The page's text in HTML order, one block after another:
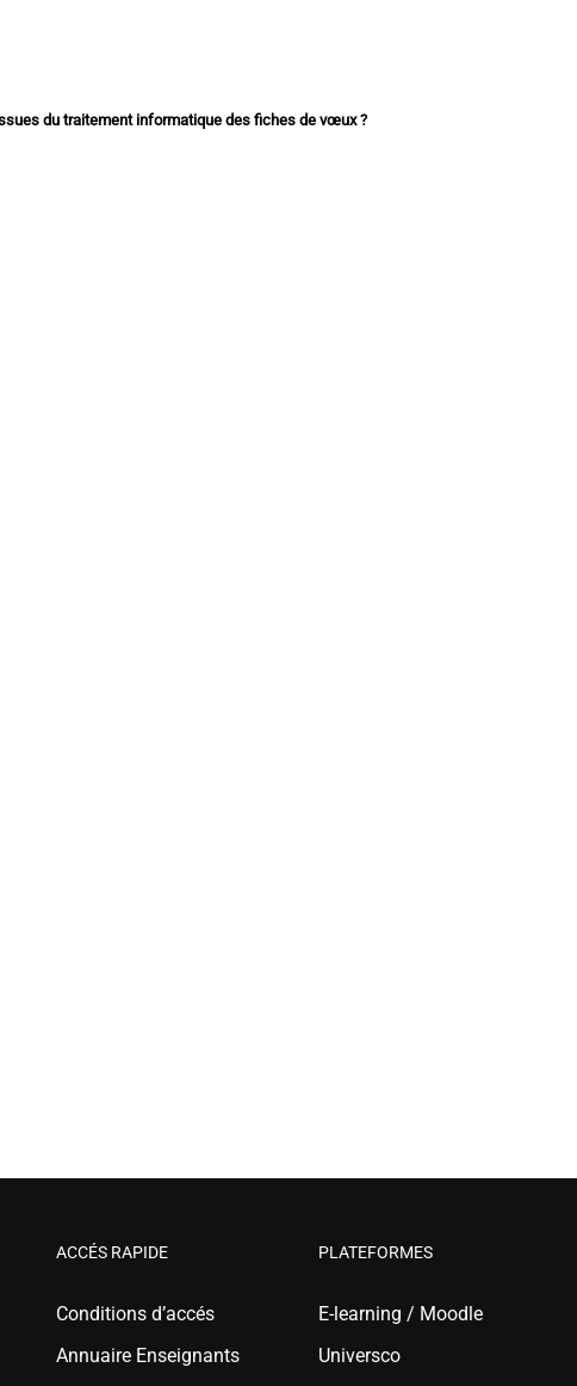
du traitement informatique des fiches de vœux ?
ACCÉS RAPIDE
Conditions d’accés
Annuaire Enseignants
PLATEFORMES
E-learning / Moodle
Universco